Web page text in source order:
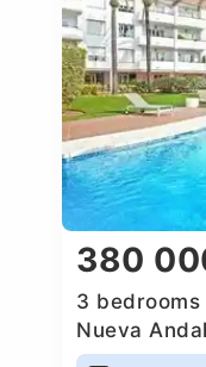
380
3
Nueva